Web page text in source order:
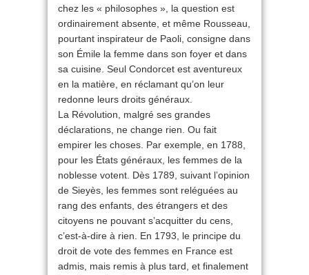
chez les « philosophes », la question est
ordinairement absente, et même Rousseau,
pourtant inspirateur de Paoli, consigne dans
son Émile la femme dans son foyer et dans
sa cuisine. Seul Condorcet est aventureux
en la matière, en réclamant qu’on leur
redonne leurs droits généraux.
La Révolution, malgré ses grandes
déclarations, ne change rien. Ou fait
empirer les choses. Par exemple, en 1788,
pour les États généraux, les femmes de la
noblesse votent. Dès 1789, suivant l’opinion
de Sieyès, les femmes sont reléguées au
rang des enfants, des étrangers et des
citoyens ne pouvant s’acquitter du cens,
c’est-à-dire à rien. En 1793, le principe du
droit de vote des femmes en France est
admis, mais remis à plus tard, et finalement